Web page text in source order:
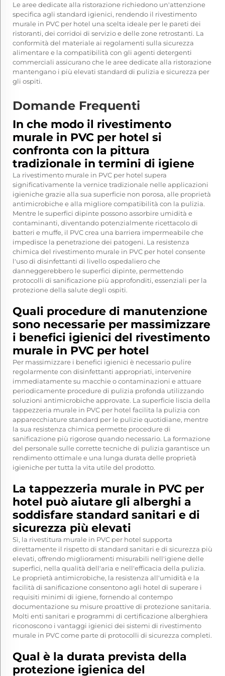
Le aree dedicate alla ristorazione richiedono un'attenzione
specifica agli standard igienici, rendendo il rivestimento
murale in PVC per hotel una scelta ideale per le pareti dei
ristoranti, dei corridoi di servizio e delle zone retrostanti. La
conformità del materiale ai regolamenti sulla sicurezza
alimentare e la compatibilità con gli agenti detergenti
commerciali assicurano che le aree dedicate alla ristorazione
mantengano i più elevati standard di pulizia e sicurezza per
gli ospiti.
Domande Frequenti
In che modo il rivestimento
murale in PVC per hotel si
confronta con la pittura
tradizionale in termini di igiene
La rivestimento murale in PVC per hotel supera
significativamente la vernice tradizionale nelle applicazioni
igieniche grazie alla sua superficie non porosa, alle proprietà
antimicrobiche e alla migliore compatibilità con la pulizia.
Mentre le superfici dipinte possono assorbire umidità e
contaminanti, diventando potenzialmente ricettacolo di
batteri e muffe, il PVC crea una barriera impermeabile che
impedisce la penetrazione dei patogeni. La resistenza
chimica del rivestimento murale in PVC per hotel consente
l'uso di disinfettanti di livello ospedaliero che
danneggerebbero le superfici dipinte, permettendo
protocolli di sanificazione più approfonditi, essenziali per la
protezione della salute degli ospiti.
Quali procedure di manutenzione
sono necessarie per massimizzare
i benefici igienici del rivestimento
murale in PVC per hotel
Per massimizzare i benefici igienici è necessario pulire
regolarmente con disinfettanti appropriati, intervenire
immediatamente su macchie o contaminazioni e attuare
periodicamente procedure di pulizia profonda utilizzando
soluzioni antimicrobiche approvate. La superficie liscia della
tappezzeria murale in PVC per hotel facilita la pulizia con
apparecchiature standard per le pulizie quotidiane, mentre
la sua resistenza chimica permette procedure di
sanificazione più rigorose quando necessario. La formazione
del personale sulle corrette tecniche di pulizia garantisce un
rendimento ottimale e una lunga durata delle proprietà
igieniche per tutta la vita utile del prodotto.
La tappezzeria murale in PVC per
hotel può aiutare gli alberghi a
soddisfare standard sanitari e di
sicurezza più elevati
Sì, la rivestitura murale in PVC per hotel supporta
direttamente il rispetto di standard sanitari e di sicurezza più
elevati, offrendo miglioramenti misurabili nell'igiene delle
superfici, nella qualità dell'aria e nell'efficacia della pulizia.
Le proprietà antimicrobiche, la resistenza all'umidità e la
facilità di sanificazione consentono agli hotel di superare i
requisiti minimi di igiene, fornendo al contempo
documentazione su misure proattive di protezione sanitaria.
Molti enti sanitari e programmi di certificazione alberghiera
riconoscono i vantaggi igienici dei sistemi di rivestimento
murale in PVC come parte di protocolli di sicurezza completi.
Qual è la durata prevista della
protezione igienica del